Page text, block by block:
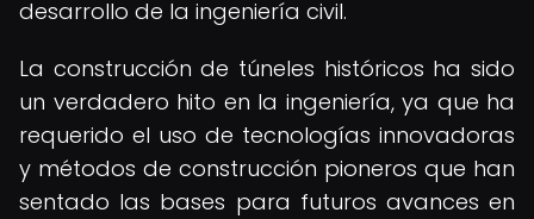
desarrollo de la ingeniería civil.
La construcción de túneles históricos ha sido
un verdadero hito en la ingeniería, ya que ha
requerido el uso de tecnologías innovadoras
y métodos de construcción pioneros que han
sentado las bases para futuros avances en